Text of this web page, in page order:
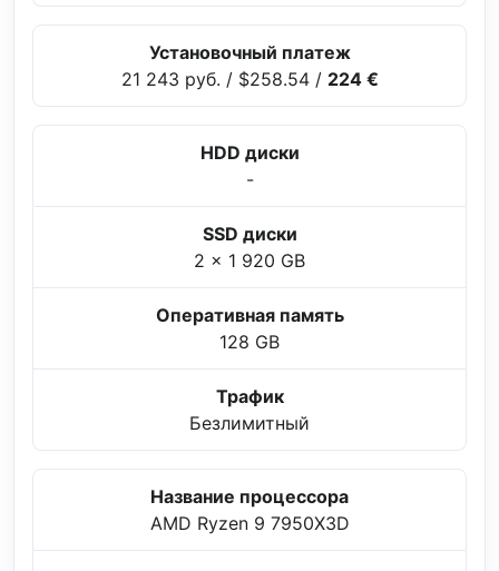
Установочный платеж
21 243 руб. / $258.54/ 224 €
HDD диски
-
SSD диски
2 x 1 920 GB
Оперативная память
128 GB
Трафик
Безлимитный
Название процессора
AMD Ryzen 9 7950X3D